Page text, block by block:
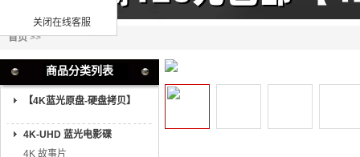
关闭在线客服
首页>>
商品分类列表
【4K蓝光原盘-硬盘拷贝】
4K-UHD 蓝光电影碟
4K 故事片